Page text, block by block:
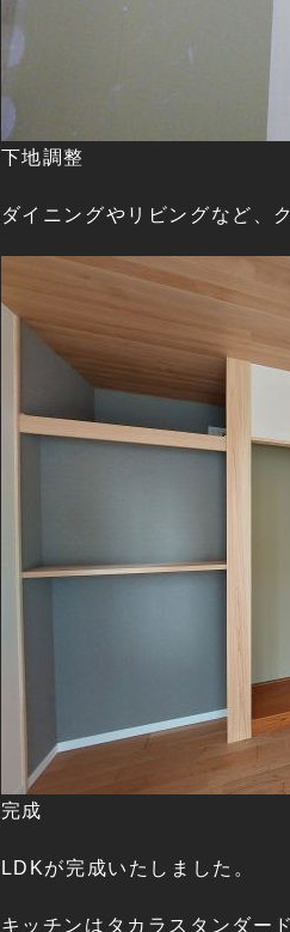
下地調整
ダイニングやリビングなど、
完成
LDKが完成いたしました。
キッチンはタカラスタンダー